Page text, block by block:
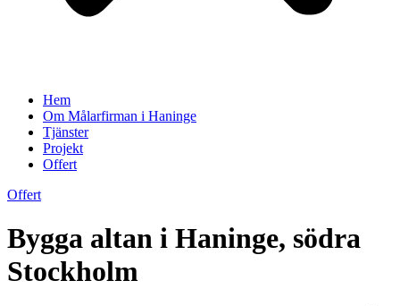
Hem
Om Målarfirman i Haninge
Tjänster
Projekt
Offert
Offert
Bygga altan i Haninge, södra
Stockholm